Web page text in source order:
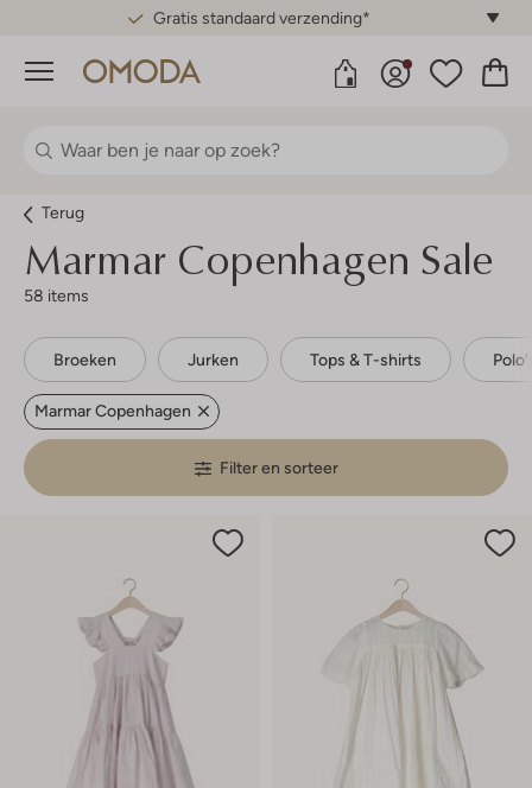
Gratis standaard verzending*
Menu
Terug
Marmar Copenhagen Sale
58 items
Broeken Jurken Tops & T-shirts
Marmar Copenhagen
Filter en sorteer